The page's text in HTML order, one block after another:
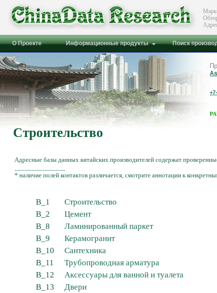
О Проекте Информационные продукты Поиск
Строительство
Адресные базы данных китайских производителей содержат
* наличие полей контактов различается, смотрите аннотации к
B_1
Строительство
B_2
Цемент
B_8
Ламинированный паркет
B_9
Керамогранит
B_10
Сантехника
B_11
Трубопроводная арматура
B_12
Аксессуары для ванной и туалета
B_13
Двери